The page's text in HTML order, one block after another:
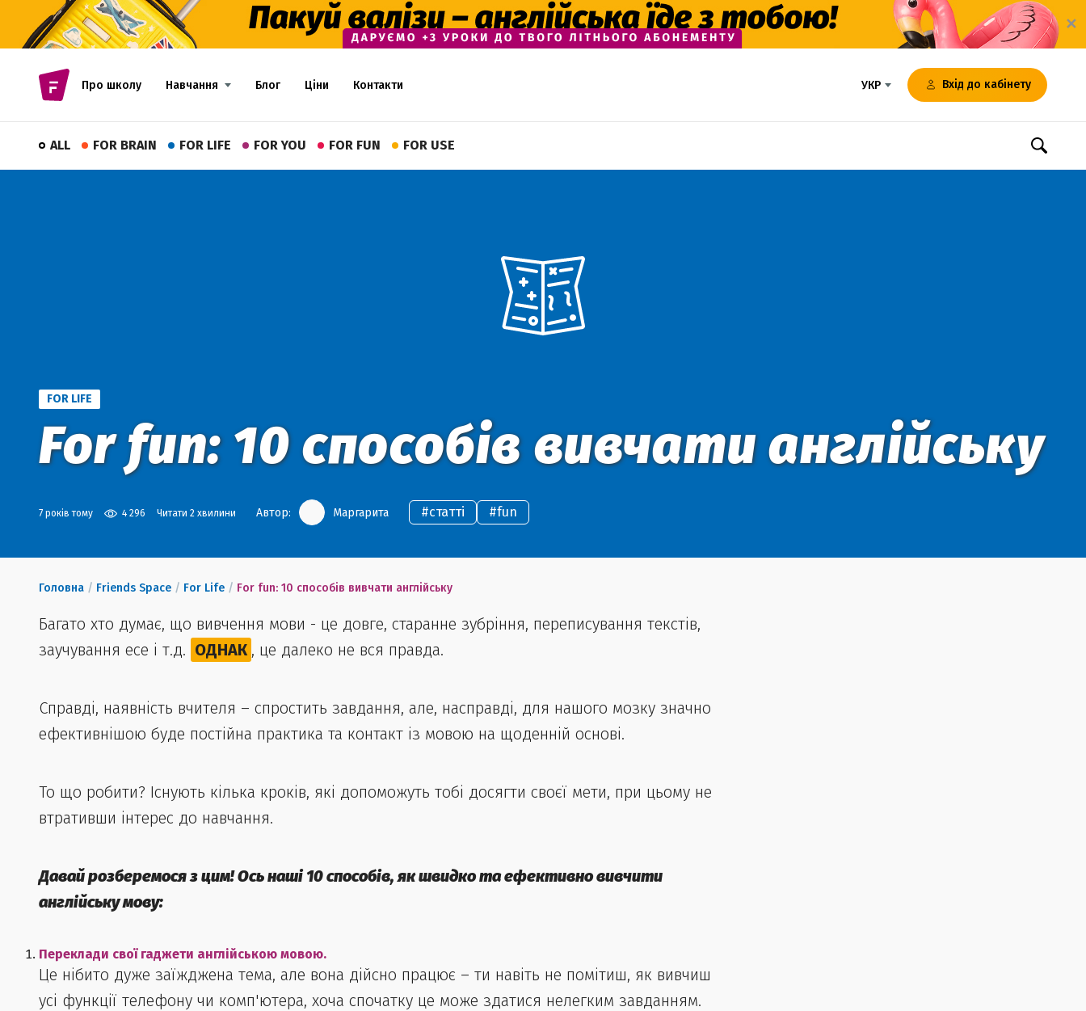
✕
Про школу Навчання Блог Ціни Контакти УКР Вхід до кабінету
ALL FOR BRAIN FOR LIFE FOR YOU FOR FUN FOR USE
FOR LIFE
For fun: 10 способів вивчати англійську
7 років тому 4 296 Читати 2 хвилини Автор: Маргарита #статті #fun
Головна / Friends Space / For Life / For fun: 10 способів вивчати англійську
Багато хто думає, що вивчення мови - це довге, старанне зубріння, переписування текстів,
заучування есе і т.д. ОДНАК , це далеко не вся правда.
Справді, наявність вчителя – спростить завдання, але, насправді, для нашого мозку значно
ефективнішою буде постійна практика та контакт із мовою на щоденній основі.
То що робити? Існують кілька кроків, які допоможуть тобі досягти своєї мети, при цьому не
втративши інтерес до навчання.
Давай розберемося з цим! Ось наші 10 способів, як швидко та ефективно вивчити
англійську мову:
Переклади свої гаджети англійською мовою.
Це нібито дуже заїжджена тема, але вона дійсно працює – ти навіть не помітиш, як вивчиш
усі функції телефону чи комп'ютера, хоча спочатку це може здатися нелегким завданням.